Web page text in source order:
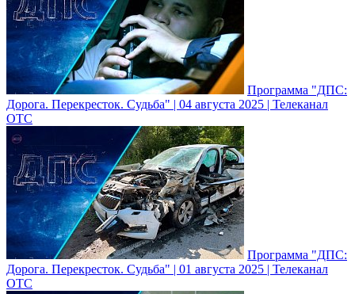
Программа "ДПС:
Дорога. Перекресток. Судьба" | 04 августа 2025 | Телеканал
ОТС
Программа "ДПС:
Дорога. Перекресток. Судьба" | 01 августа 2025 | Телеканал
ОТС